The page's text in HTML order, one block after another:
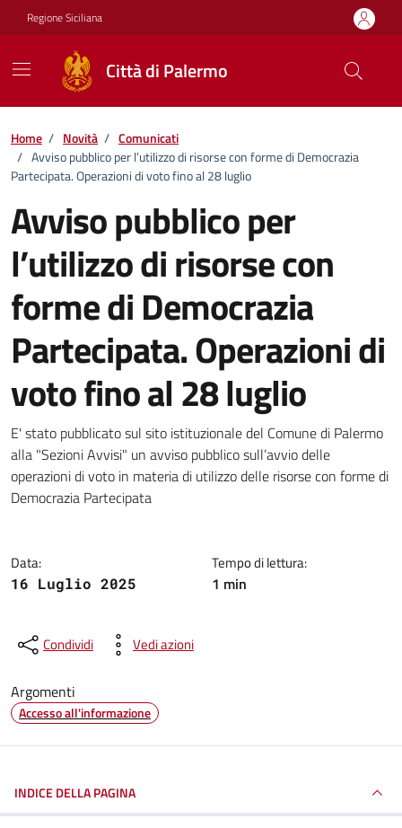
Vai ai contenuti
Vai al footer
Regione Siciliana
Città di Palermo
Home / Novità / Comunicati
/ Avviso pubblico per l’utilizzo di risorse con forme di Democrazia
Partecipata. Operazioni di voto fino al 28 luglio
Avviso pubblico per
l’utilizzo di risorse con
forme di Democrazia
Partecipata. Operazioni di
voto fino al 28 luglio
Dettagli della notizia
E' stato pubblicato sul sito istituzionale del Comune di Palermo
alla "Sezioni Avvisi" un avviso pubblico sull’avvio delle
operazioni di voto in materia di utilizzo delle risorse con forme di
Democrazia Partecipata
Data:
16 Luglio 2025
Tempo di lettura:
1 min
Condividi Vedi azioni
Argomenti
Accesso all'informazione
INDICE DELLA PAGINA